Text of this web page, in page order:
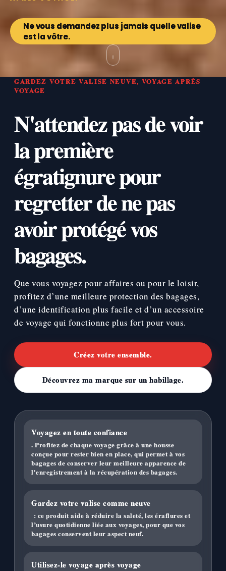
Ne vous demandez plus jamais quelle valise
est la vôtre.
GARDEZ VOTRE VALISE NEUVE, VOYAGE APRÈS
VOYAGE
N'attendez pas de voir
la première
égratignure pour
regretter de ne pas
avoir protégé vos
bagages.
Que vous voyagez pour affaires ou pour le loisir,
profitez d’une meilleure protection des bagages,
d’une identification plus facile et d’un accessoire
de voyage qui fonctionne plus fort pour vous.
Créez votre ensemble.
Découvrez ma marque sur un habillage.
Voyagez en toute confiance
. Profitez de chaque voyage grâce à une housse
conçue pour rester bien en place, qui permet à vos
bagages de conserver leur meilleure apparence de
l'enregistrement à la récupération des bagages.
Gardez votre valise comme neuve
: ce produit aide à réduire la saleté, les éraflures et
l’usure quotidienne liée aux voyages, pour que vos
bagages conservent leur aspect neuf.
Utilisez-le voyage après voyage